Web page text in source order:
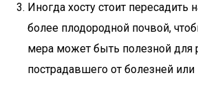
Иногда хосту стоит пересадить
более плодородной почвой,
мера может быть полезной для
пострадавшего от болезней или